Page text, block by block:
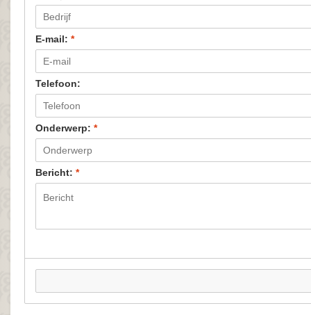
E-mail: *
Telefoon:
Onderwerp: *
Bericht: *